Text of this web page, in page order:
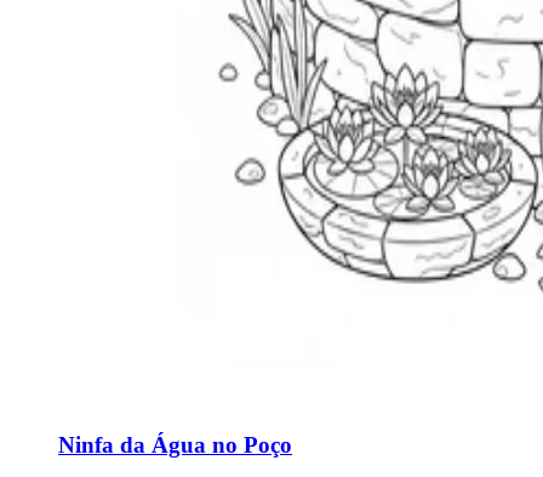
Ninfa da Água no Poço